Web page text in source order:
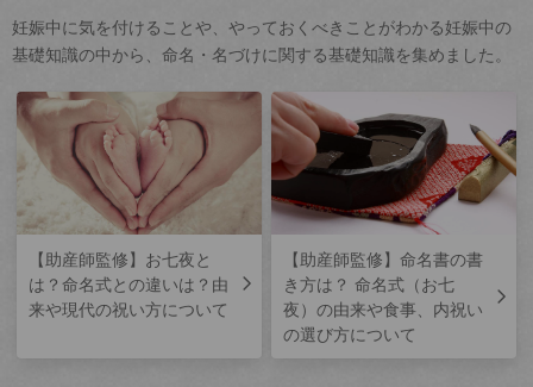
妊娠中に気を付けることや、やっておくべきことがわかる妊娠中の
基礎知識の中から、命名・名づけに関する基礎知識を集めました。
【助産師監修】お七夜と
は？命名式との違いは？由
来や現代の祝い方について
【助産師監修】命名書の書
き方は？ 命名式（お七
夜）の由来や食事、内祝い
の選び方について